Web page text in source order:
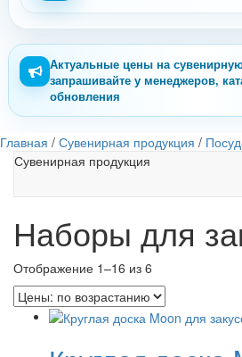
Актуальные цены на
запрашивайте у менеджеров,
обновления
Главная / Сувенирная продукция /
Сувенирная продукция
Наборы для
Отображение 1–16 из 6